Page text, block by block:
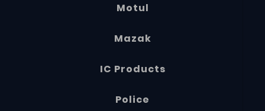
Motul
Mazak
IC Products
Police